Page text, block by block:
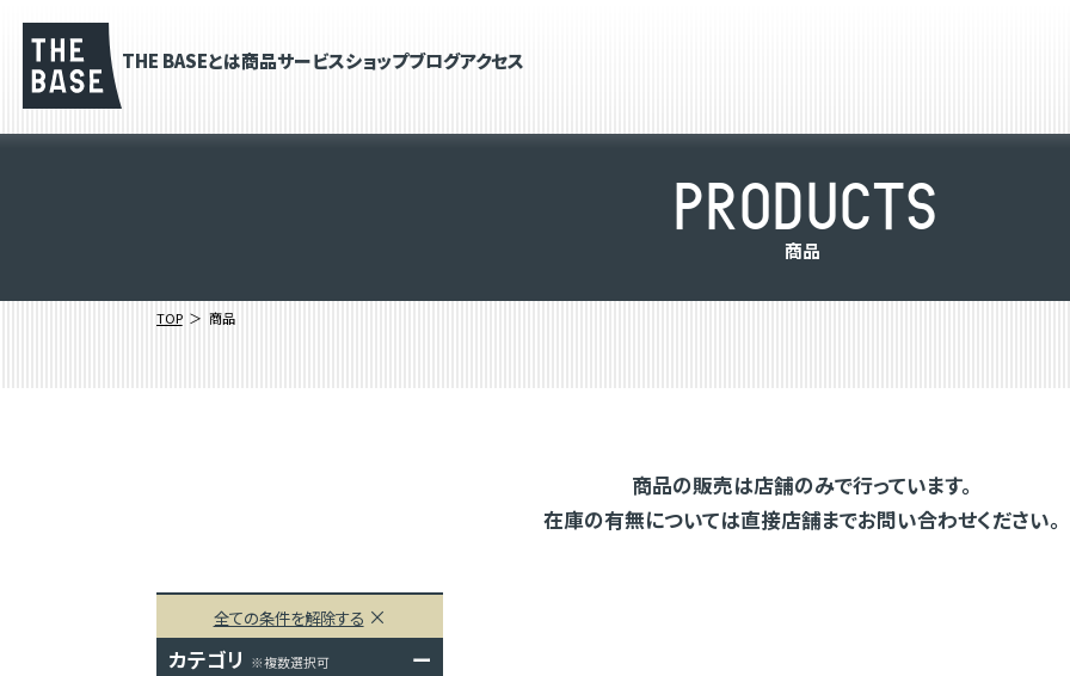
THE BASEとは商品サービスショップブログアクセス
PRODUCTS
商品
TOP 商品
商品の販売は店舗のみで行っています。
在庫の有無については直接店舗までお問い合わせください。
全ての条件を解除する
カテゴリ ※複数選択可 ー